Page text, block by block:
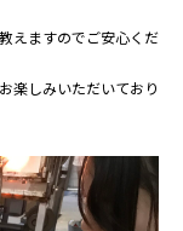
えますのでご安心くだ
楽しみいただいており